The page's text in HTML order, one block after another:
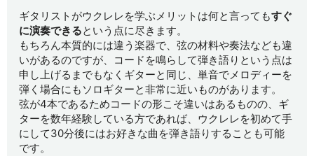
ギタリストがウクレレを学ぶメリットは何と言ってもすぐ
に演奏できるという点に尽きます。
もちろん本質的には違う楽器で、弦の材料や奏法なども違
いがあるのですが、コードを鳴らして弾き語りという点は
申し上げるまでもなくギターと同じ、単音でメロディーを
弾く場合にもソロギターと非常に近いものがあります。
弦が4本であるためコードの形こそ違いはあるものの、ギ
ターを数年経験している方であれば、ウクレレを初めて手
にして30分後にはお好きな曲を弾き語りすることも可能
です。